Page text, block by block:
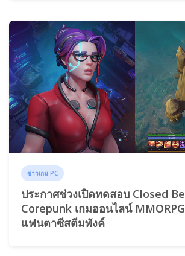
ข่าวเกม PC
ประกาศช่วงเปิดทดสอบ Closed
Corepunk เกมออนไลน์
แฟนตาซีสตีมพังค์